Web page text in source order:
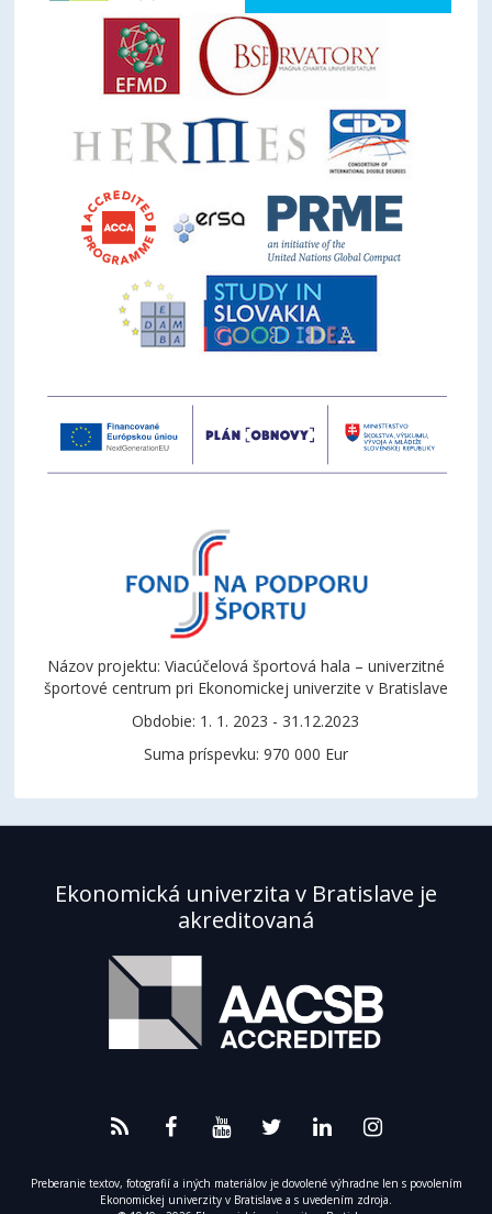
Názov projektu: Viacúčelová športová hala – univerzitné
športové centrum pri Ekonomickej univerzite v Bratislave
Obdobie: 1. 1. 2023 - 31.12.2023
Suma príspevku: 970 000 Eur
Ekonomická univerzita v Bratislave je
akreditovaná
Preberanie textov, fotografií a iných materiálov je dovolené výhradne len s povolením
Ekonomickej univerzity v Bratislave a s uvedením zdroja.